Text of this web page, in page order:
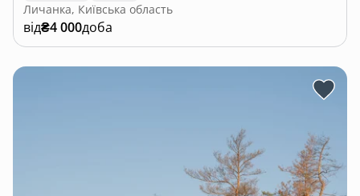
Личанка, Київська область
від₴4 000доба